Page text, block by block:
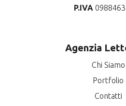
P.IVA
Agenzia
Chi Siamo
Portfolio
Contatti